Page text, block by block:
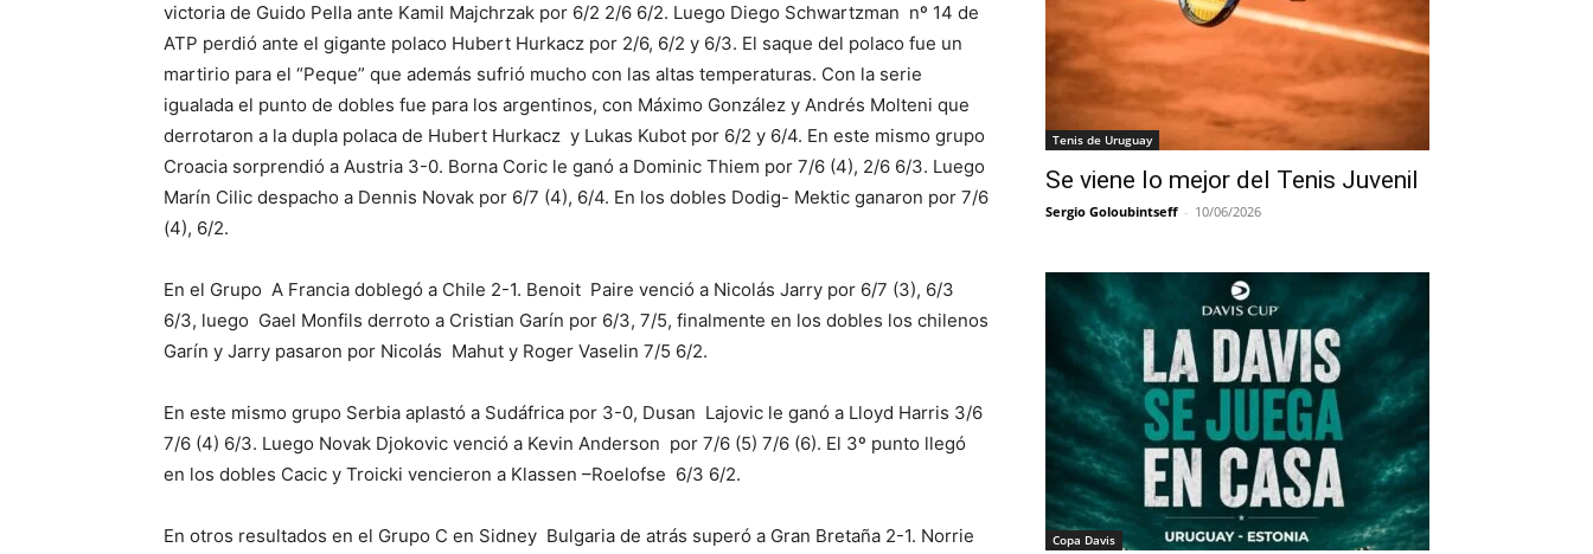
victoria de Guido Pella ante Kamil Majchrzak por 6/2 2/6 6/2. Luego Diego Schwartzman nº 14 de
ATP perdió ante el gigante polaco Hubert Hurkacz por 2/6, 6/2 y 6/3. El saque del polaco fue un
martirio para el “Peque” que además sufrió mucho con las altas temperaturas. Con la serie
igualada el punto de dobles fue para los argentinos, con Máximo González y Andrés Molteni que
derrotaron a la dupla polaca de Hubert Hurkacz y Lukas Kubot por 6/2 y 6/4. En este mismo grupo
Croacia sorprendió a Austria 3-0. Borna Coric le ganó a Dominic Thiem por 7/6 (4), 2/6 6/3. Luego
Marín Cilic despacho a Dennis Novak por 6/7 (4), 6/4. En los dobles Dodig- Mektic ganaron por 7/6
(4), 6/2.
En el Grupo A Francia doblegó a Chile 2-1. Benoit Paire venció a Nicolás Jarry por 6/7 (3), 6/3
6/3, luego Gael Monfils derroto a Cristian Garín por 6/3, 7/5, finalmente en los dobles los chilenos
Garín y Jarry pasaron por Nicolás Mahut y Roger Vaselin 7/5 6/2.
En este mismo grupo Serbia aplastó a Sudáfrica por 3-0, Dusan Lajovic le ganó a Lloyd Harris 3/6
7/6 (4) 6/3. Luego Novak Djokovic venció a Kevin Anderson por 7/6 (5) 7/6 (6). El 3º punto llegó
en los dobles Cacic y Troicki vencieron a Klassen –Roelofse 6/3 6/2.
En otros resultados en el Grupo C en Sidney Bulgaria de atrás superó a Gran Bretaña 2-1. Norrie
Tenis de Uruguay
Se viene lo mejor del Tenis Juvenil
Sergio Goloubintseff - 10/06/2026
Copa Davis